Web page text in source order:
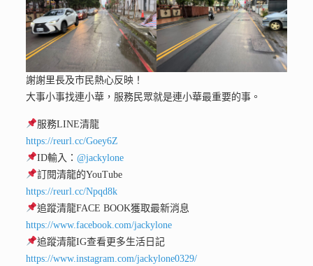
謝謝里長及市民熱心反映！
大事小事找連小華，服務民眾就是連小華最重要的事。
服務LINE清龍
https://reurl.cc/Goey6Z
ID輸入：@jackylone
訂閱清龍的YouTube
https://reurl.cc/Npqd8k
追蹤清龍FACE BOOK獲取最新消息
https://www.facebook.com/jackylone
追蹤清龍IG查看更多生活日記
https://www.instagram.com/jackylone0329/